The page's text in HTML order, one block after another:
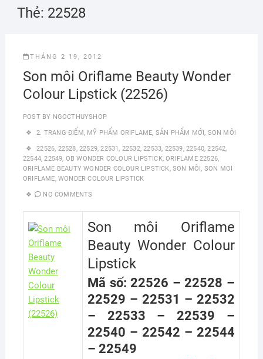
Thẻ: 22528
THÁNG 2 19, 2012
Son môi Oriflame Beauty Wonder
Colour Lipstick (22526)
POST BY NGOCTHUYSHOP
2. TRANG ĐIỂM, MỸ PHẨM ORIFLAME, SẢN PHẨM MỚI, SON MÔI
22526, 22528, 22529,22531, 22532,22533, 22539, 22540,22542,
22544,22549, OB WONDER COLOUR LIPSTICK,ORIFLAME 22526,
ORIFLAME BEAUTY WONDER COLOUR LIPSTICK, SON MÔI, SON MOI
ORIFLAME, WONDER COLOUR LIPSTICK
NO COMMENTS
Son môi Oriflame
Beauty Wonder Colour
Lipstick
Mã số: 22526 – 22528 –
22529 – 22531 – 22532
– 22533 – 22539 –
22540 – 22542 – 22544
– 22549